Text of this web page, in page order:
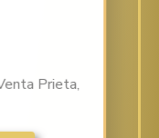
Prieta,